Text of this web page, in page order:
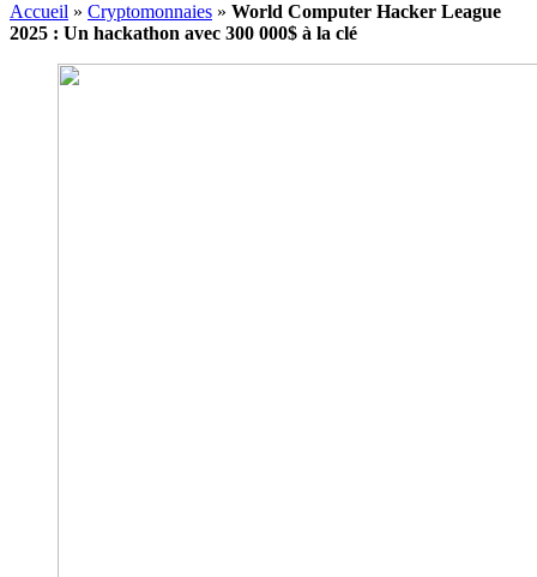
Accueil » Cryptomonnaies » World Computer Hacker League
2025 : Un hackathon avec 300 000$ à la clé